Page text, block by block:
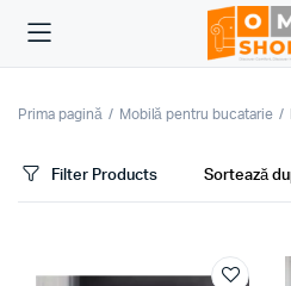
Prima pagină Mobilă pentru bucatarie
Filter Products